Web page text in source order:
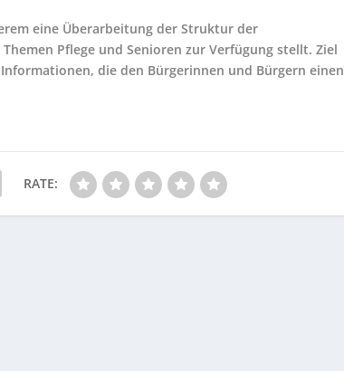
eine Überarbeitung der Struktur der
Pflege und Senioren zur Verfügung stellt. Ziel
die den Bürgerinnen und Bürgern einen
RATE: